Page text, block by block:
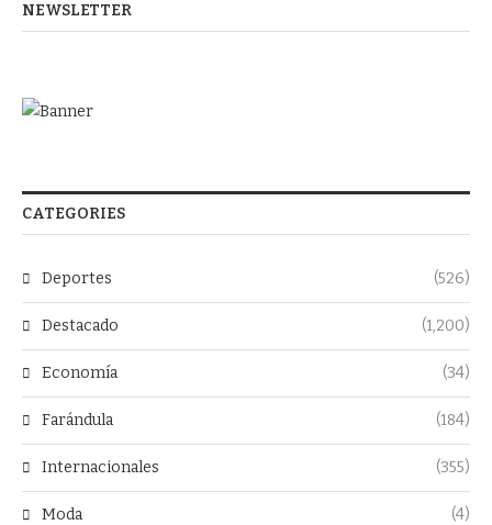
NEWSLETTER
CATEGORIES
Deportes (526)
Destacado (1,200)
Economía (34)
Farándula (184)
Internacionales (355)
Moda (4)